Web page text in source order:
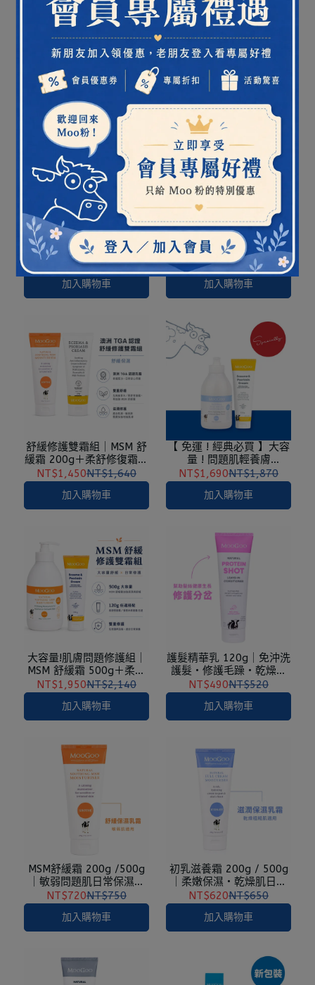
MSM舒緩霜 200g 二入組
｜敏弱問題肌日常保濕・
全身舒緩呵護
NT$1,390 NT$1,500
加入購物車
【 免運 】問題肌輕養膚-
柔舒組 ( 修復+滋養 )
NT$1,150NT$1,210
加入購物車
【 免運 ! 】問題肌膚輕養
膚-接骨木組 ( 修復+滋養 )
NT$1,150NT$1,360
加入購物車
【 年中慶優惠 】肌膚問題
修護組｜柔舒組 / 接骨木
120ml
NT$1,190NT$1,340
加入購物車
舒緩修護雙霜組｜MSM 舒
緩霜 200g＋柔舒修復霜／
接骨木修復霜 200g 任選
NT$1,450NT$1,640
加入購物車
【 免運 ! 經典必買 】大容
量 ! 問題肌輕養膚
組-120g柔舒組(黃色)
NT$1,690NT$1,870
加入購物車
大容量!肌膚問題修護組｜
MSM 舒緩霜 500g＋柔舒
修復霜 /接骨木修復霜
120g 任選
NT$1,950NT$2,140
加入購物車
護髮精華乳 120g｜免沖洗
護髮・修護毛躁・乾燥髮
適用
NT$490NT$520
加入購物車
MSM舒緩霜 200g /500g
｜敏弱問題肌日常保濕・
舒緩乾燥・全身適用
NT$720NT$750
加入購物車
初乳滋養霜 200g / 500g
｜柔嫩保濕・乾燥肌日常
保養
NT$620NT$650
加入購物車